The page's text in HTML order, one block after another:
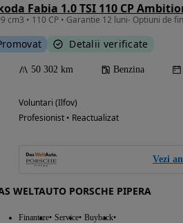
Fabia 1.0 TSI 110 CP
Detalii verificate
50 302 km Benzina
Voluntari (Ilfov)
Profesionist • Reactualizat
Vezi
WELTAUTO PORSCHE PIPERA
Finantare Service Buyback